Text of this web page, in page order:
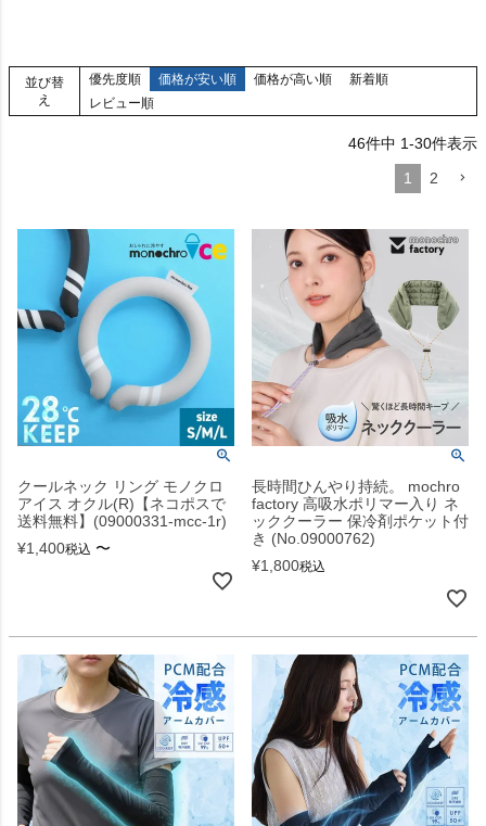
並び替
え
優先度順 価格が安い順 価格が高い順
新着順
レビュー順
46件中 1-30件表示
1
2
クールネック リング モノクロ
アイス オクル(R)【ネコポスで
送料無料】(09000331-mcc-1r)
¥1,400税込 〜
長時間ひんやり持続。 mochro
factory 高吸水ポリマー入り ネ
ッククーラー 保冷剤ポケット付
き (No.09000762)
¥1,800税込